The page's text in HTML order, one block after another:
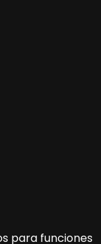
para funciones